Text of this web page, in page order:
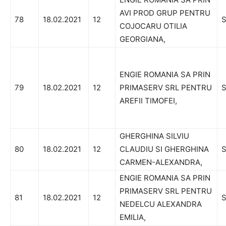
78 18.02.2021 12
AVI PROD GRUP PENTRU
COJOCARU OTILIA
GEORGIANA,
79 18.02.2021 12
ENGIE ROMANIA SA PRIN
PRIMASERV SRL PENTRU
AREFII TIMOFEI,
80 18.02.2021 12
GHERGHINA SILVIU
CLAUDIU SI GHERGHINA
CARMEN-ALEXANDRA,
81 18.02.2021 12
ENGIE ROMANIA SA PRIN
PRIMASERV SRL PENTRU
NEDELCU ALEXANDRA
EMILIA,